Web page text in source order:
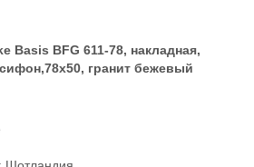
Basis BFG 611-78, накладная,
гранит бежевый